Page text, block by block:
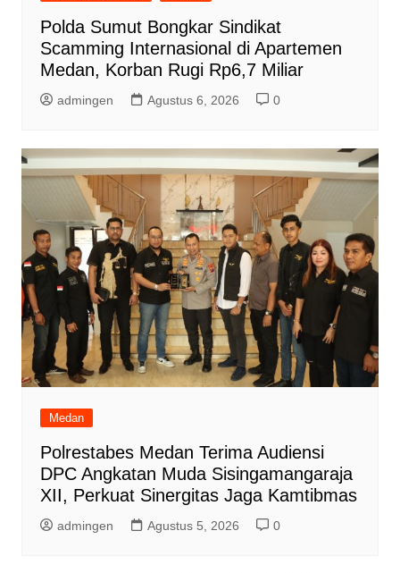
Polda Sumut Bongkar Sindikat
Scamming Internasional di Apartemen
Medan, Korban Rugi Rp6,7 Miliar
admingen Agustus 6, 2026 0
Medan
Polrestabes Medan Terima Audiensi
DPC Angkatan Muda Sisingamangaraja
XII, Perkuat Sinergitas Jaga Kamtibmas
admingen Agustus 5, 2026 0